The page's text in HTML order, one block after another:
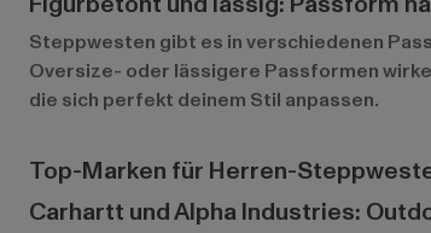
Steppwesten gibt es in verschiedenen
Oversize- oder lässigere Passformen
die sich perfekt deinem Stil anpassen.
Top-Marken für Herren-
Carhartt und Alpha Industries: